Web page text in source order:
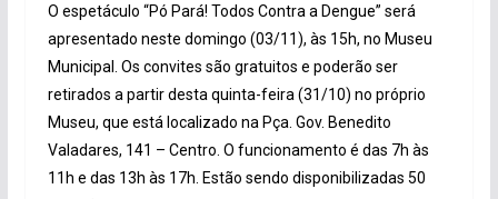
O espetáculo “Pó Pará! Todos Contra a Dengue” será
apresentado neste domingo (03/11), às 15h, no Museu
Municipal. Os convites são gratuitos e poderão ser
retirados a partir desta quinta-feira (31/10) no próprio
Museu, que está localizado na Pça. Gov. Benedito
Valadares, 141 – Centro. O funcionamento é das 7h às
11h e das 13h às 17h. Estão sendo disponibilizadas 50